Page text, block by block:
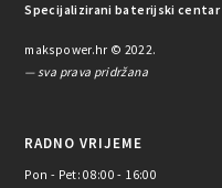
Specijalizirani baterijski centar
makspower.hr © 2022.
— sva prava pridržana
RADNO VRIJEME
Pon - Pet: 08:00 - 16:00